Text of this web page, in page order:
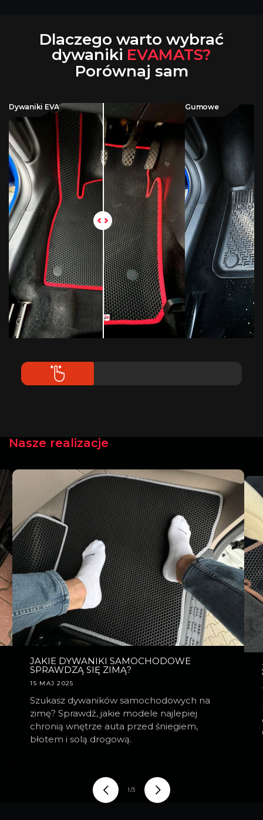
Dlaczego warto wybrać
dywaniki EVAMATS?
Porównaj sam
Dywaniki EVA Gumowe
Nasze realizacje
JAKIE DYWANIKI SAMOCHODOWE
SPRAWDZĄ SIĘ ZIMĄ?
15 MAJ 2025
Szukasz dywaników samochodowych na
zimę? Sprawdź, jakie modele najlepiej
chronią wnętrze auta przed śniegiem,
błotem i solą drogową.
1/z3